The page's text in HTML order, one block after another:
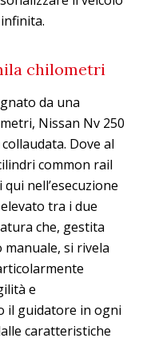
chilometri
da una
Nissan Nv 250
Dove al
common rail
nell’esecuzione
tra i due
che, gestita
si rivela
e
il guidatore in ogni
caratteristiche